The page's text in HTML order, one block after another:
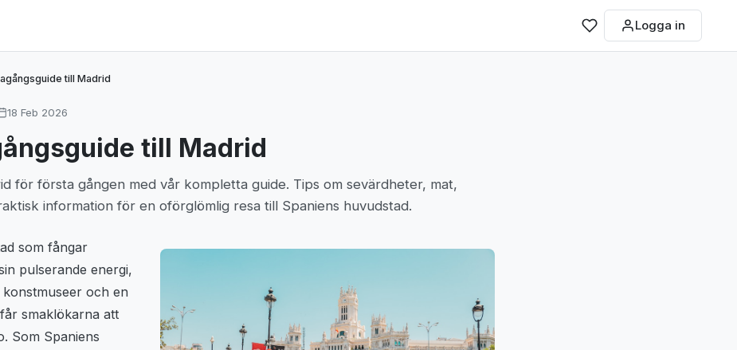
Logga in
till Madrid
18 Feb 2026
till Madrid
för första gången med vår kompletta guide. Tips om sevärdheter, mat,
information för en oförglömlig resa till Spaniens huvudstad.
som fångar
pulserande energi,
och en
smaklökarna att
Som Spaniens